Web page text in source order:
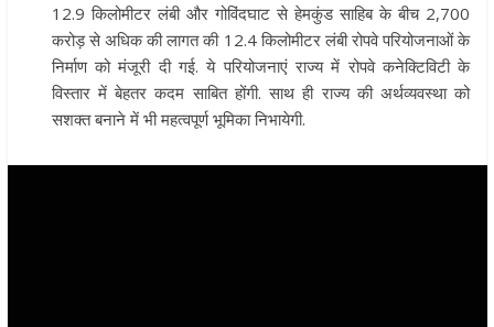
12.9 किलोमीटर लंबी और गोविंदघाट से हेमकुंड साहिब के बीच 2,700
करोड़ से अधिक की लागत की 12.4 किलोमीटर लंबी रोपवे परियोजनाओं के
निर्माण को मंजूरी दी गई. ये परियोजनाएं राज्य में रोपवे कनेक्टिविटी के
विस्तार में बेहतर कदम साबित होंगी. साथ ही राज्य की अर्थव्यवस्था को
सशक्त बनाने में भी महत्वपूर्ण भूमिका निभायेगी.